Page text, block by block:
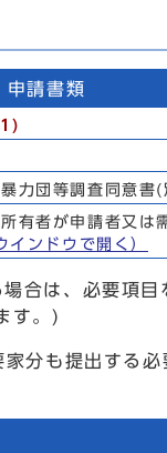
申請書類
力団等調査同意書
有者が申請者又は
インドウで開く）
合は、必要項
す。)
分も提出する